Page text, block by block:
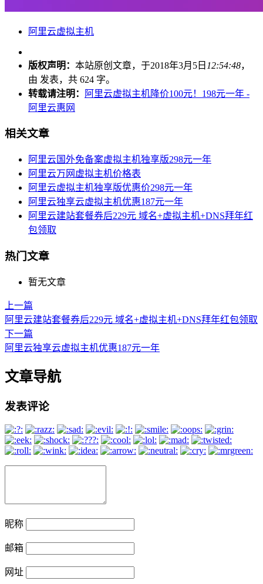
阿里云虚拟主机
版权声明： 本站原创文章，于2018年3月5日 12:54:48，
由 发表，共 624 字。
转载请注明：
阿里云虚拟主机降价100元！198元一年 -
阿里云惠网
相关文章
阿里云国外免备案虚拟主机独享版298元一年
阿里云万网虚拟主机价格表
阿里云虚拟主机独享版优惠价298元一年
阿里云独享云虚拟主机优惠187元一年
阿里云建站套餐券后229元 域名+虚拟主机+DNS拜年红
包领取
热门文章
暂无文章
上一篇
阿里云建站套餐券后229元 域名+虚拟主机+DNS拜年红包领取
下一篇
阿里云独享云虚拟主机优惠187元一年
文章导航
发表评论
昵称
邮箱
网址